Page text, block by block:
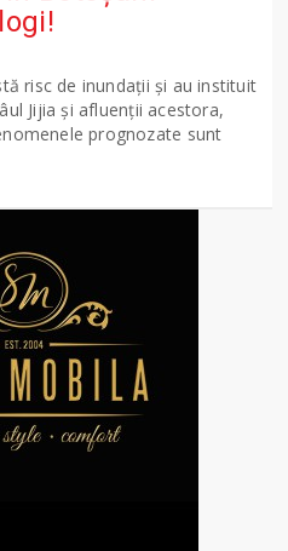
risc de inundații și au instituit
Jijia și afluenții acestora,
prognozate sunt